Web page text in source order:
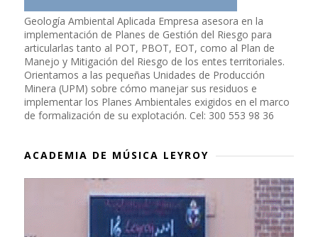
Geología Ambiental Aplicada Empresa asesora en la
implementación de Planes de Gestión del Riesgo para
articularlas tanto al POT, PBOT, EOT, como al Plan de
Manejo y Mitigación del Riesgo de los entes territoriales.
Orientamos a las pequeñas Unidades de Producción
Minera (UPM) sobre cómo manejar sus residuos e
implementar los Planes Ambientales exigidos en el marco
de formalización de su explotación. Cel: 300 553 98 36
ACADEMIA DE MÚSICA LEYROY